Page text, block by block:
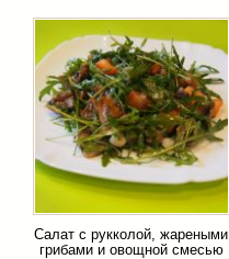
Салат с рукколой, жареными
грибами и овощной смесью